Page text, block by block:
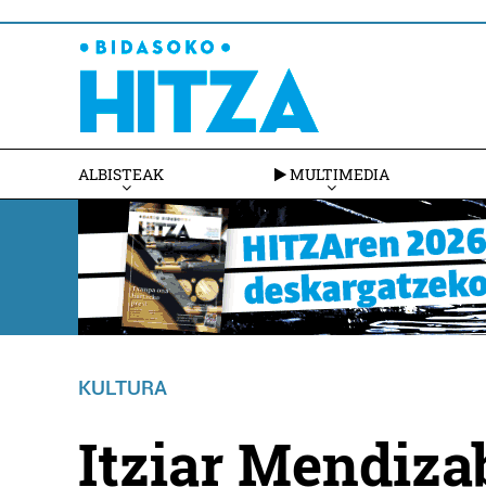
ALBISTEAK MULTIMEDIA
KULTURA
Itziar